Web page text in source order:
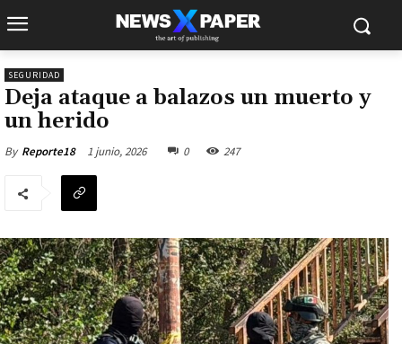
SEGURIDAD
Deja ataque a balazos un muerto y
un herido
By Reporte18 1 junio, 2026 0 247